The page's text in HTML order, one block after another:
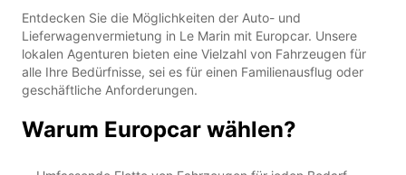
Entdecken Sie die Möglichkeiten der Auto- und
Lieferwagenvermietung in Le Marin mit Europcar. Unsere
lokalen Agenturen bieten eine Vielzahl von Fahrzeugen für
alle Ihre Bedürfnisse, sei es für einen Familienausflug oder
geschäftliche Anforderungen.
Warum Europcar wählen?